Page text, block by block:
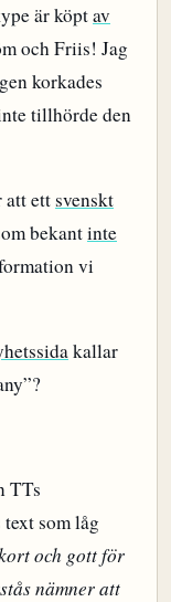
är köptav
och Friis! Jag
korkades
tillhörde den
att ettsvenskt
bekantinte
vi
kallar
TTs
som låg
och gott för
nämner att